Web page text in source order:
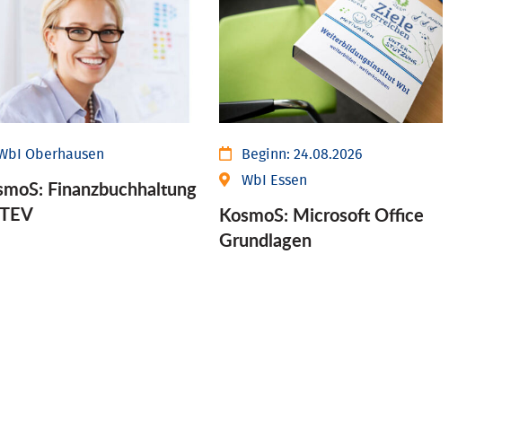
Oberhausen
Finanzbuchhaltung
Beginn:24.08.2026
WbI Essen
KosmoS: Microsoft Office
Grund­lagen